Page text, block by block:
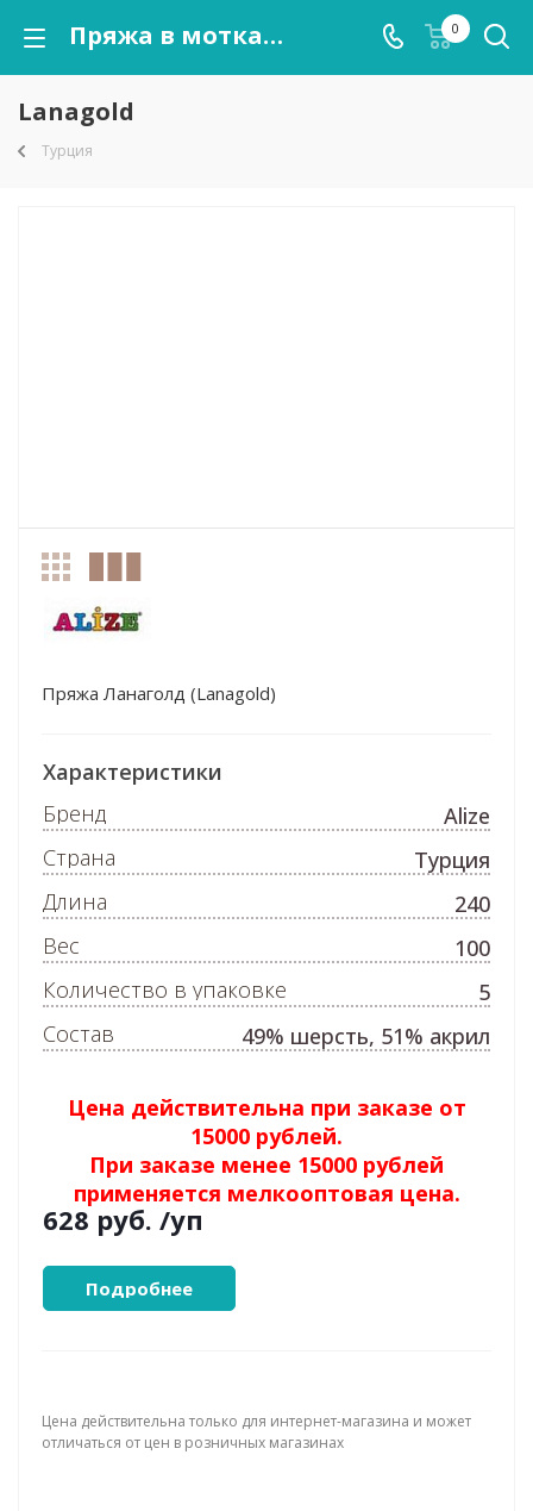
Пряжа в мотках Lanagold оптом от kutnor.ru 0
Lanagold
Турция
Пряжа Ланаголд (Lanagold)
Цена действительна при заказе от
15000 рублей.
При заказе менее 15000 рублей
применяется мелкооптовая цена.
628 руб. /уп
Подробнее
Характеристики
Бренд
Alize
Страна
Турция
Длина
240
Вес
100
Количество в упаковке
5
Состав
49% шерсть, 51% акрил
Цена действительна только для интернет-магазина и может
отличаться от цен в розничных магазинах